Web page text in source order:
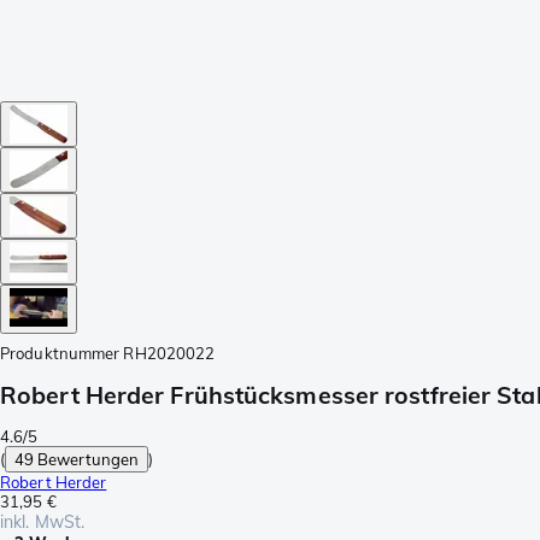
Produktnummer RH2020022
Robert Herder Frühstücksmesser rostfreier
4.6/5
( 49 Bewertungen )
Robert Herder
31,95 €
inkl. MwSt.